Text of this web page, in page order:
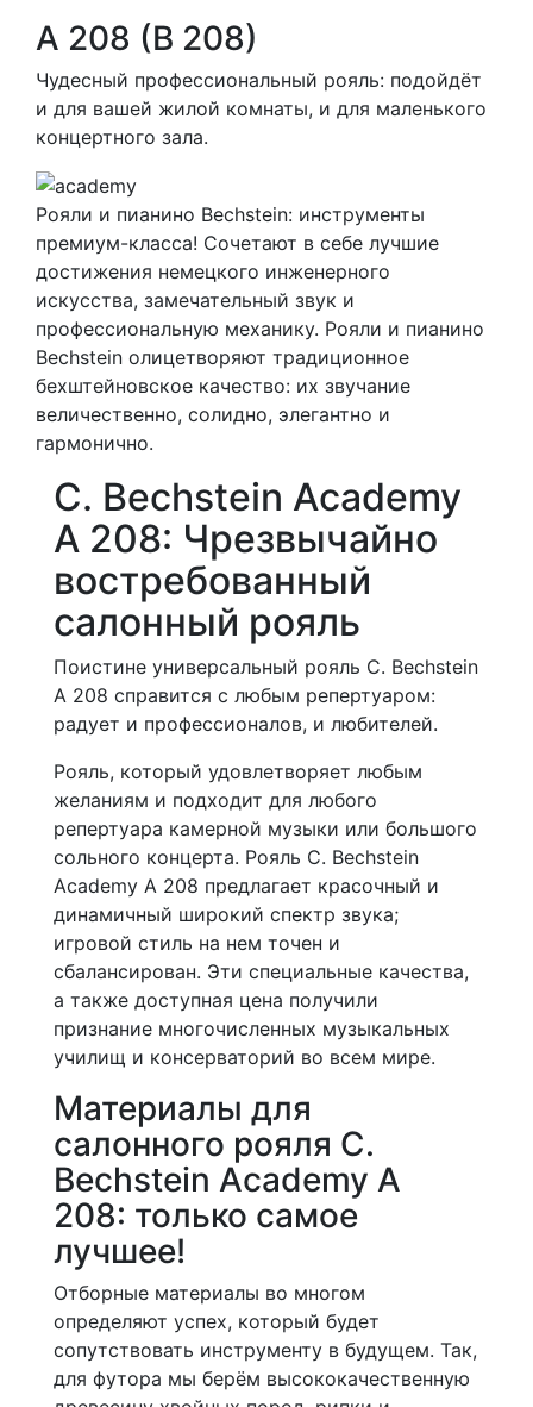
A 208 (B 208)
Чудесный профессиональный рояль: подойдёт
и для вашей жилой комнаты, и для маленького
концертного зала.
Рояли и пианино Bechstein: инструменты
премиум-класса! Сочетают в себе лучшие
достижения немецкого инженерного
искусства, замечательный звук и
профессиональную механику. Рояли и пианино
Bechstein олицетворяют традиционное
бехштейновское качество: их звучание
величественно, солидно, элегантно и
гармонично.
C. Bechstein Academy
A 208: Чрезвычайно
востребованный
салонный рояль
Поистине универсальный рояль C. Bechstein
A 208 справится с любым репертуаром:
радует и профессионалов, и любителей.
Рояль, который удовлетворяет любым
желаниям и подходит для любого
репертуара камерной музыки или большого
сольного концерта. Рояль C. Bechstein
Academy A 208 предлагает красочный и
динамичный широкий спектр звука;
игровой стиль на нем точен и
сбалансирован. Эти специальные качества,
а также доступная цена получили
признание многочисленных музыкальных
училищ и консерваторий во всем мире.
Материалы для
салонного рояля C.
Bechstein Academy A
208: только самое
лучшее!
Отборные материалы во многом
определяют успех, который будет
сопутствовать инструменту в будущем. Так,
для футора мы берём высококачественную